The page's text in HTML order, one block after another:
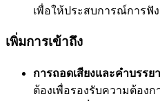
เพื่อให้ประสบการณ์การฟั
เพิ่มการเข้าถึง
การถอดเสียงและคำบรรย
ต้องเพื่อรองรับความต้องก